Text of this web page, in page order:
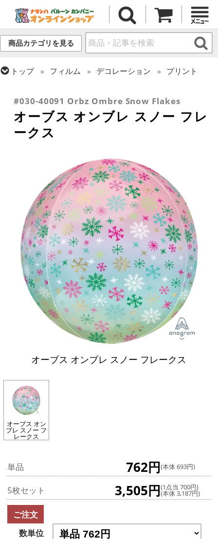
商品カテゴリを見る
トップ フィルム デコレーション
プリント
クリスマス・ウィンター(冬)
#030-40091 Orbz Ombre Snow Flakes
オーブス オンブレ スノー フレ
ークス
オーブス オンブレ スノー フレークス
オーブス オン
ブレ スノー フ
レークス
単品 762円(本体 693円)
5枚セット 3,505円(1点当 700円)
(本体 3,187円)
ご注文
数単位